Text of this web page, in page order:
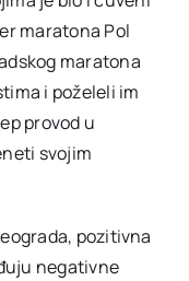
maratona Pol
maratona
i poželeli im
provod u
svojim
pozitivna
negativne